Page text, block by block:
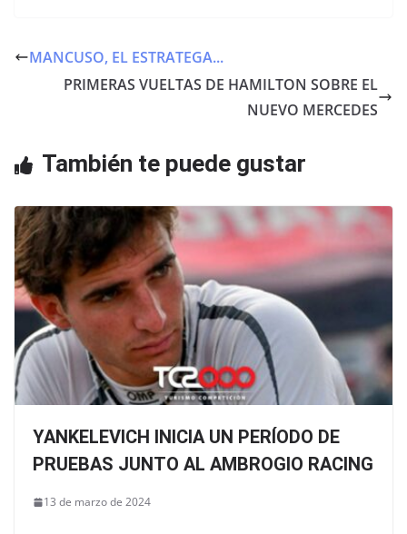
e
b
k
er s
A
MANCUSO, EL ESTRATEGA...
PRIMERAS VUELTAS DE HAMILTON SOBRE EL
NUEVO MERCEDES
También te puede gustar
YANKELEVICH INICIA UN PERÍODO DE
PRUEBAS JUNTO AL AMBROGIO RACING
13 de marzo de 2024